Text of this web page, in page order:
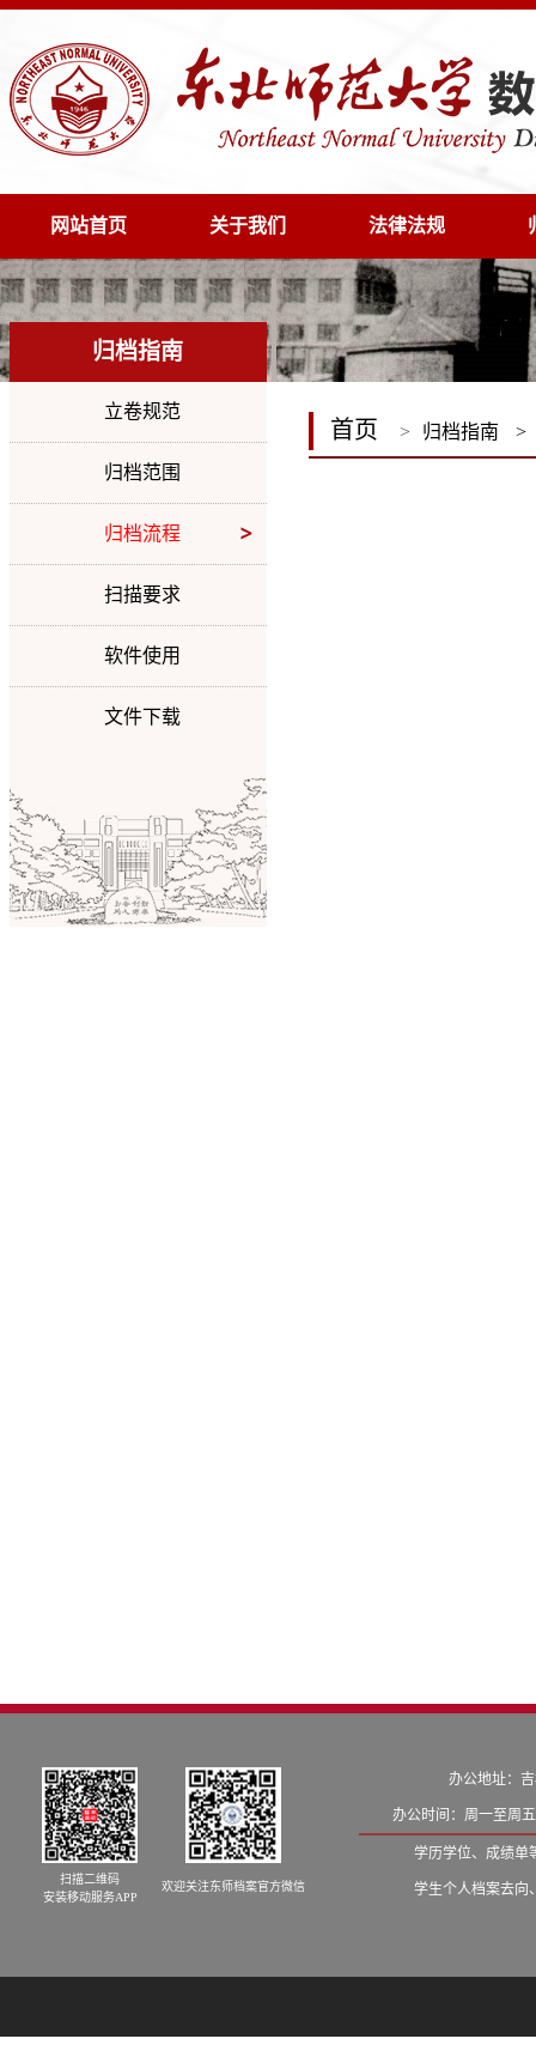
网站首页 关于我们 法律法规
归档指南
立卷规范
归档范围
归档流程
扫描要求
软件使用
文件下载
首页 > 归档指南 >
扫描二维码
安装移动服务APP
欢迎关注东师档案官方微信
办公地址：
办公时间：周一至周
学历学位、成绩单
学生个人档案去向